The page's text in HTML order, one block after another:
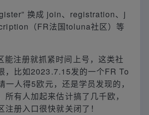
换成 join、registration、j
（FR法国toluna社区）等
能注册就抓紧时间上号，这类社
，比如2023.7.15发的一个FR To
一人得5欧元，还是学员发现的，
所有人加起来估计搞了几千欧，
注册入口很快就关闭了！